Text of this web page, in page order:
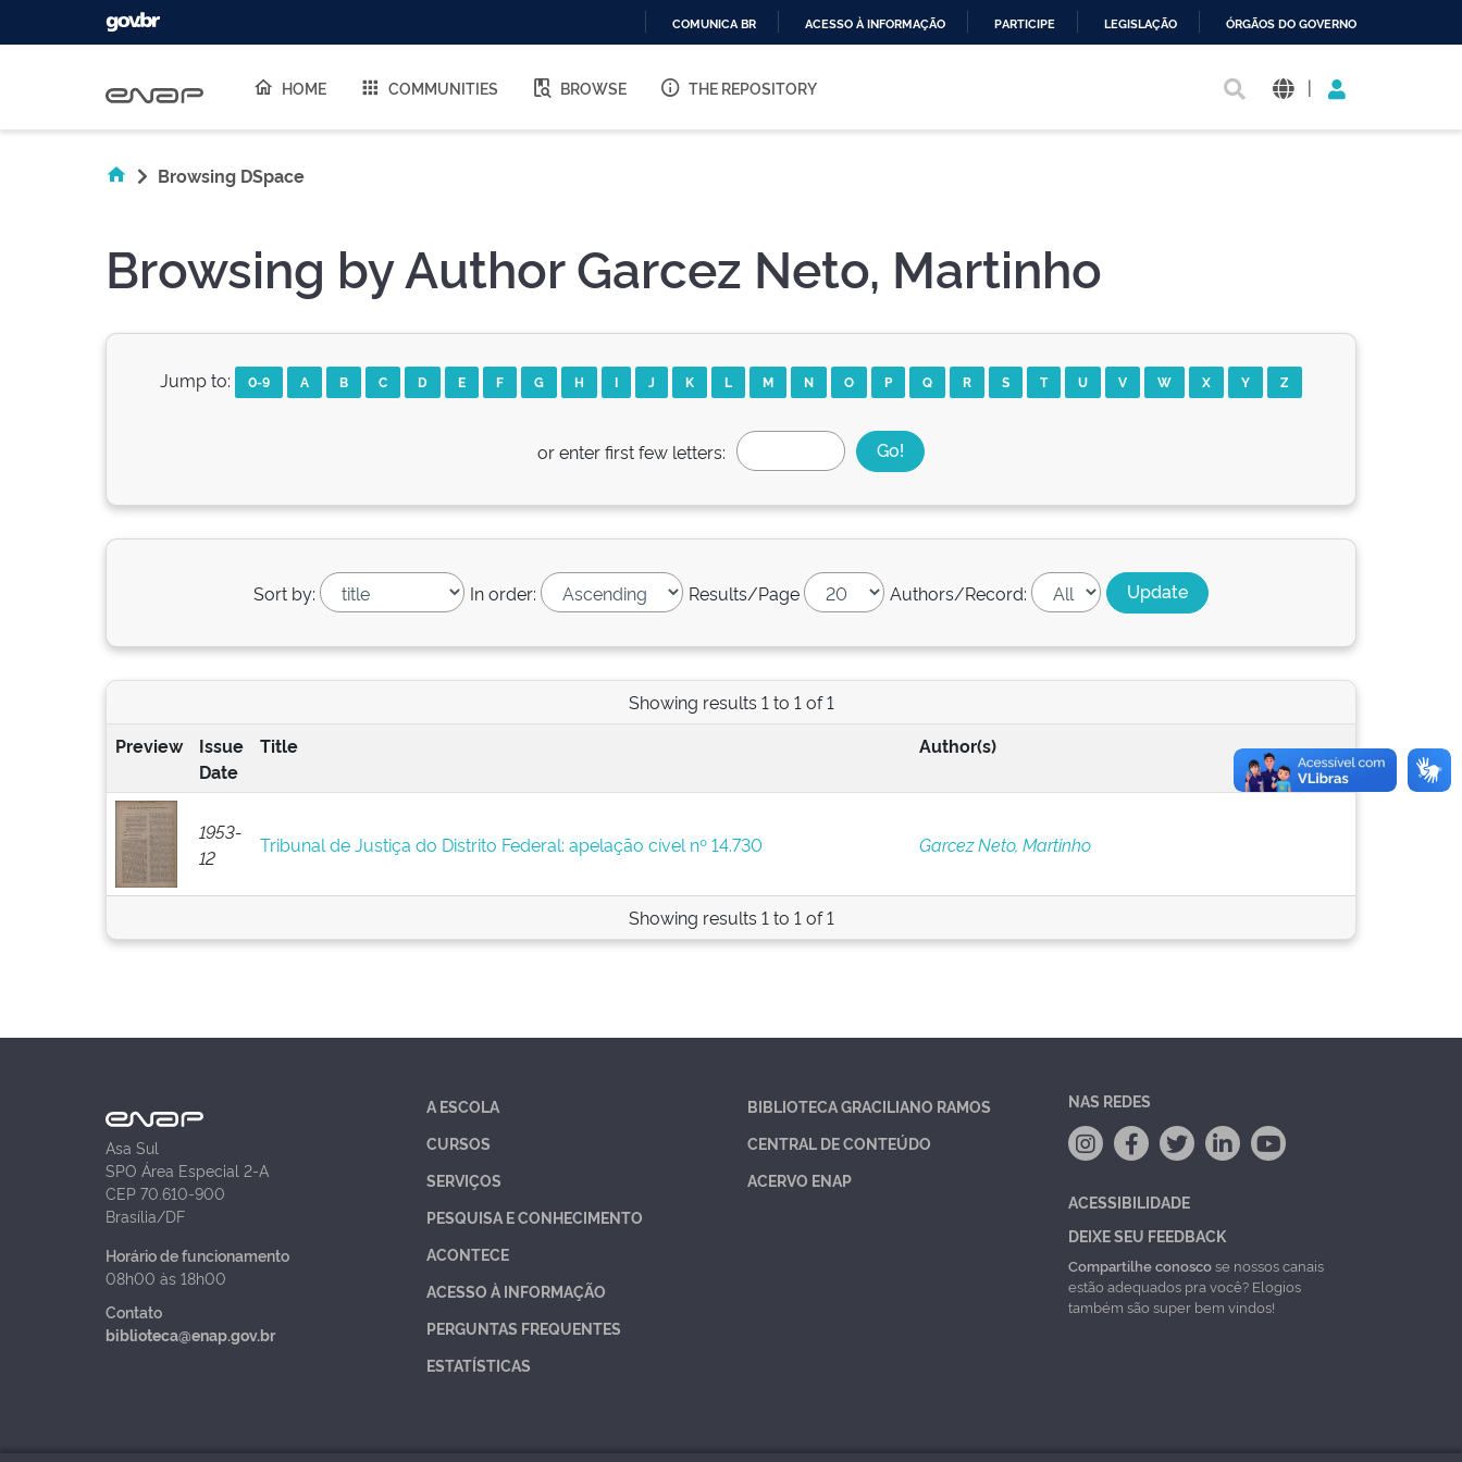
O
COMUNICA BR ACESSO À INFORMAÇÃO PARTICIPE LEGISLAÇÃO ÓRGÃOS DO GOVERNO
HOME COMMUNITIES BROWSE THE REPOSITORY |
Browsing DSpace
Browsing by Author Garcez Neto, Martinho
Jump to: 0-9 A B C D E F G H I J K L M N O P Q R S T U V W X Y Z
or enter first few letters:
Sort by: In order: Results/Page Authors/Record:
Showing results 1 to 1 of 1
Preview
Issue
Date
Title Author(s)
1953-
12
Tribunal de Justiça do Distrito Federal: apelação cível nº 14.730 Garcez Neto, Martinho
Showing results 1 to 1 of 1
Asa Sul
SPO Área Especial 2-A
CEP 70.610-900
Brasília/DF
Horário de funcionamento
08h00 às 18h00
Contato
biblioteca@enap.gov.br
A ESCOLA
CURSOS
SERVIÇOS
PESQUISA E CONHECIMENTO
ACONTECE
ACESSO À INFORMAÇÃO
PERGUNTAS FREQUENTES
ESTATÍSTICAS
BIBLIOTECA GRACILIANO RAMOS
CENTRAL DE CONTEÚDO
ACERVO ENAP
NAS REDES
ACESSIBILIDADE
DEIXE SEU FEEDBACK
Compartilhe conosco se nossos canais
estão adequados pra você? Elogios
também são super bem vindos!